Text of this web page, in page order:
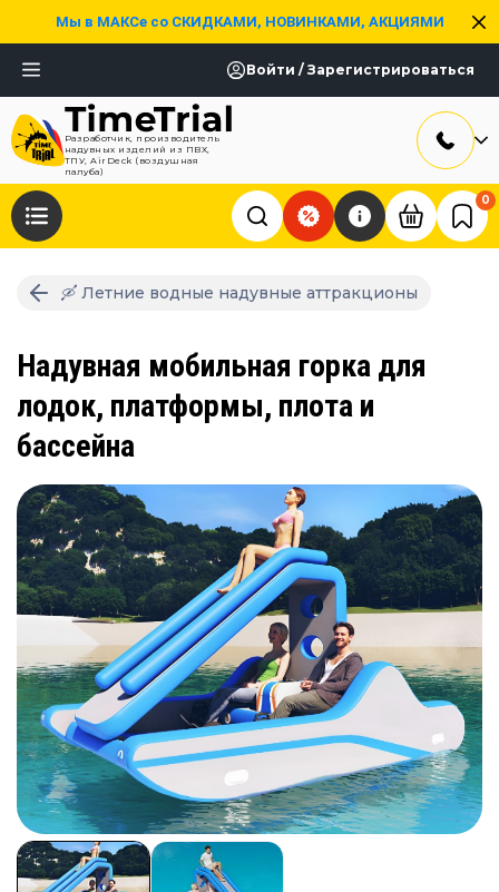
Мы в МАКСе со СКИДКАМИ, НОВИНКАМИ, АКЦИЯМИ
Войти / Зарегистрироваться
Разработчик, производитель
надувных изделий из ПВХ,
ТПУ, AirDeck (воздушная
палуба)
0
🛶 Летние водные надувные аттракционы
Надувная мобильная горка для
лодок, платформы, плота и
бассейна